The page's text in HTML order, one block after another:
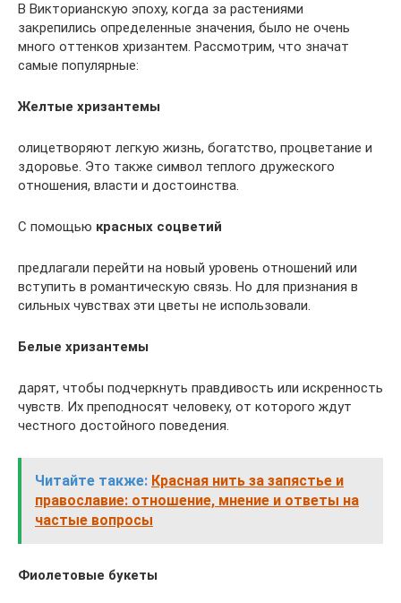
В Викторианскую эпоху, когда за растениями
закрепились определенные значения, было не очень
много оттенков хризантем. Рассмотрим, что значат
самые популярные:
Желтые хризантемы
олицетворяют легкую жизнь, богатство, процветание и
здоровье. Это также символ теплого дружеского
отношения, власти и достоинства.
С помощью красных соцветий
предлагали перейти на новый уровень отношений или
вступить в романтическую связь. Но для признания в
сильных чувствах эти цветы не использовали.
Белые хризантемы
дарят, чтобы подчеркнуть правдивость или искренность
чувств. Их преподносят человеку, от которого ждут
честного достойного поведения.
Читайте также: Красная нить за запястье и
православие: отношение, мнение и ответы на
частые вопросы
Фиолетовые букеты